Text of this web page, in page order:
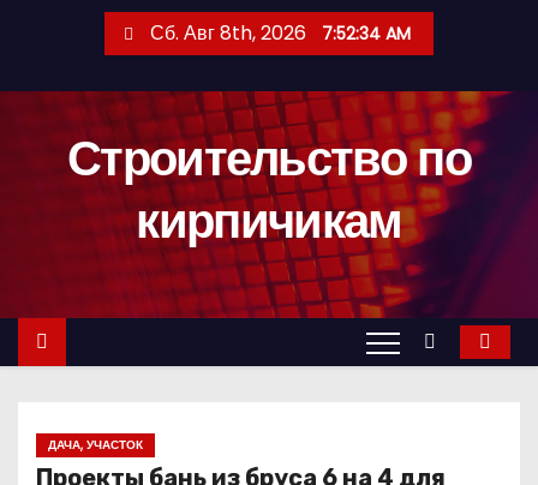
о
Сб. Авг 8th, 2026 7:52:35 AM
Строительство по
кирпичикам
ДАЧА, УЧАСТОК
Проекты бань из бруса 6 на 4 для